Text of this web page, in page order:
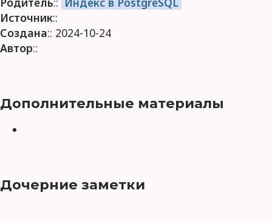
Источник::
Создана:: 2024-10-24
Автор::
Дополнительные материалы
Дочерние заметки